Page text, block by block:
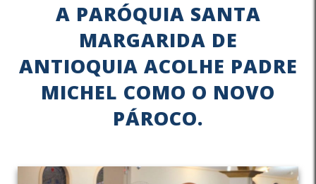
A PARÓQUIA SANTA
MARGARIDA DE
ANTIOQUIA ACOLHE PADRE
MICHEL COMO O NOVO
PÁROCO.